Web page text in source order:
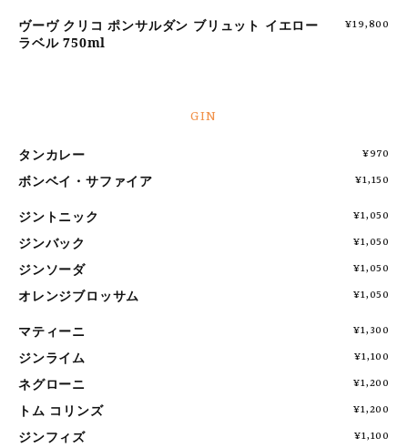
ヴーヴ クリコ ポンサルダン ブリュット イエロー
ラベル 750ml
¥19,800
GIN
タンカレー ¥970
ボンベイ・サファイア ¥1,150
ジントニック ¥1,050
ジンバック ¥1,050
ジンソーダ ¥1,050
オレンジブロッサム ¥1,050
マティーニ ¥1,300
ジンライム ¥1,100
ネグローニ ¥1,200
トム コリンズ ¥1,200
ジンフィズ ¥1,100